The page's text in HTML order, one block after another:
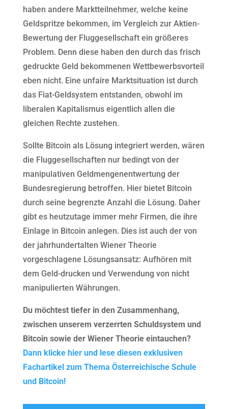
haben andere Marktteilnehmer, welche keine
Geldspritze bekommen, im Vergleich zur Aktien-
Bewertung der Fluggesellschaft ein größeres
Problem. Denn diese haben den durch das frisch
gedruckte Geld bekommenen Wettbewerbsvorteil
eben nicht. Eine unfaire Marktsituation ist durch
das Fiat-Geldsystem entstanden, obwohl im
liberalen Kapitalismus eigentlich allen die
gleichen Rechte zustehen.
Sollte Bitcoin als Lösung integriert werden, wären
die Fluggesellschaften nur bedingt von der
manipulativen Geldmengenentwertung der
Bundesregierung betroffen. Hier bietet Bitcoin
durch seine begrenzte Anzahl die Lösung. Daher
gibt es heutzutage immer mehr Firmen, die ihre
Einlage in Bitcoin anlegen. Dies ist auch der von
der jahrhundertalten Wiener Theorie
vorgeschlagene Lösungsansatz: Aufhören mit
dem Geld-drucken und Verwendung von nicht
manipulierten Währungen.
Du möchtest tiefer in den Zusammenhang,
zwischen unserem verzerrten Schuldsystem und
Bitcoin sowie der Wiener Theorie eintauchen?
Dann klicke hier und lese diesen exklusiven
Fachartikel zum Thema Österreichische Schule
und Bitcoin!